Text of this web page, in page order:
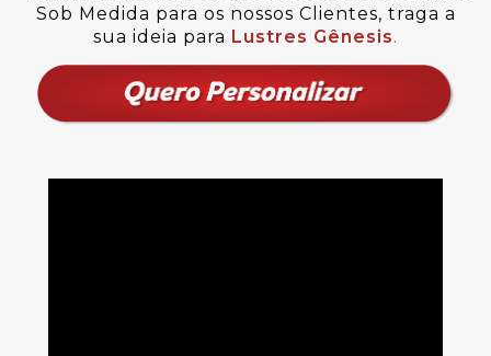
Sob Medida para os nossos Clientes, traga a
sua ideia para Lustres Gênesis.